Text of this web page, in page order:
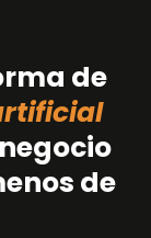
de
de